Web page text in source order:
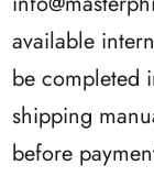
available
be completed
shipping
before